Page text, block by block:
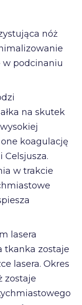
nóż
w podcinaniu
na skutek
koagulację
w trakcie
lasera
tkanka zostaje
lasera. Okres
zostaje